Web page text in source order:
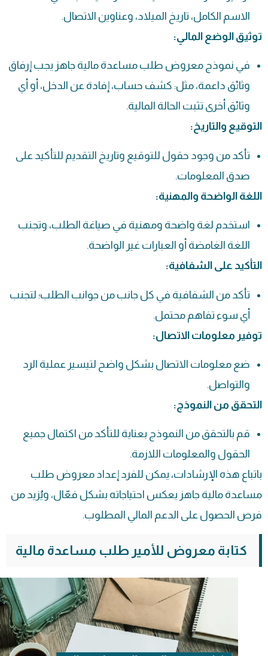
الاسم الكامل، تاريخ الميلاد، وعناوين الاتصال.
توثيق الوضع المالي:
في نموذج معروض طلب مساعدة مالية جاهز يجب إرفاق
وثائق داعمة، مثل: كشف حساب، إفادة عن الدخل، أو أي
وثائق أخرى تثبت الحالة المالية.
التوقيع والتاريخ:
تأكد من وجود حقول للتوقيع وتاريخ التقديم للتأكيد على
صدق المعلومات.
اللغة الواضحة والمهنية:
استخدم لغة واضحة ومهنية في صياغة الطلب، وتجنب
اللغة الغامضة أو العبارات غير الواضحة.
التأكيد على الشفافية:
تأكد من الشفافية في كل جانب من جوانب الطلب؛ لتجنب
أي سوء تفاهم محتمل.
توفير معلومات الاتصال:
ضع معلومات الاتصال بشكل واضح لتيسير عملية الرد
والتواصل.
التحقق من النموذج:
قم بالتحقق من النموذج بعناية للتأكد من اكتمال جميع
الحقول والمعلومات اللازمة.
باتباع هذه الإرشادات، يمكن للفرد إعداد معروض طلب
مساعدة مالية جاهز يعكس احتياجاته بشكل فعّال، ويُزيد من
فرص الحصول على الدعم المالي المطلوب.
كتابة معروض للأمير طلب مساعدة مالية